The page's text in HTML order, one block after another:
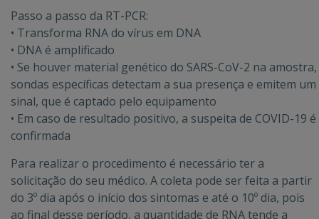
Passo a passo da RT-PCR:
• Transforma RNA do vírus em DNA
• DNA é amplificado
• Se houver material genético do SARS-CoV-2 na amostra,
sondas específicas detectam a sua presença e emitem um
sinal, que é captado pelo equipamento
• Em caso de resultado positivo, a suspeita de COVID-19 é
confirmada
Para realizar o procedimento é necessário ter a
solicitação do seu médico. A coleta pode ser feita a partir
do 3º dia após o início dos sintomas e até o 10º dia, pois
ao final desse período, a quantidade de RNA tende a